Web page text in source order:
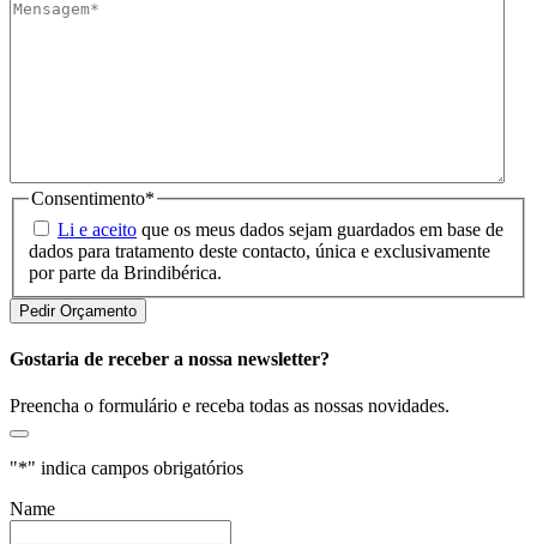
Consentimento*
Li e aceito que os meus dados sejam guardados em base de
dados para tratamento deste contacto, única e exclusivamente
por parte da Brindibérica.
Gostaria de receber a nossa newsletter?
Preencha o formulário e receba todas as nossas novidades.
"*" indica campos obrigatórios
Name